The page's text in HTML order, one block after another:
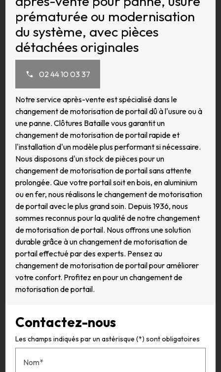
prématurée ou modernisation
du système, avec pièces
détachées originales
02 44 10 03 37
Notre service après-vente est spécialisé dans le
changement de motorisation de portail dû à l'usure ou à
une panne. Clôtures Bataille vous garantit un
changement de motorisation de portail rapide et
l'installation d'un modèle plus performant si nécessaire.
Nous disposons d'un stock de pièces pour un
changement de motorisation de portail sans attente
prolongée. Que votre portail soit en bois, en aluminium
ou en fer, nous réalisons le changement de motorisation
de portail avec le plus grand soin. Depuis 1936, nous
sommes reconnus pour la qualité de notre changement
de motorisation de portail. Nous offrons une solution
durable grâce à un changement de motorisation de
portail effectué par des experts. Pensez au
changement de motorisation de portail pour améliorer
votre confort. Profitez en pour un changement de
motorisation de portail.
Contactez-nous
Les champs indiqués par un astérisque (*) sont obligatoires
Nom*